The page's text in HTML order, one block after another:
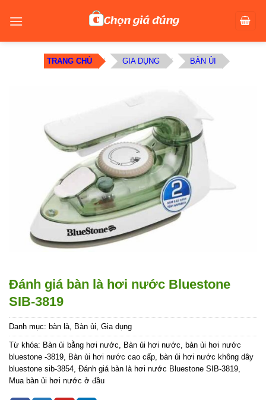
TRANG CHỦ / GIA DỤNG / BÀN ỦI
Đánh giá bàn là hơi nước Bluestone
SIB-3819
Danh mục: bàn là, Bàn ủi, Gia dụng
Từ khóa: Bàn ủi bằng hơi nước, Bàn ủi hơi nước, bàn ủi hơi nước
bluestone -3819, Bàn ủi hơi nước cao cấp, bàn ủi hơi nước không dây
bluestone sib-3854, Đánh giá bàn là hơi nước Bluestone SIB-3819,
Mua bàn ủi hơi nước ở đầu